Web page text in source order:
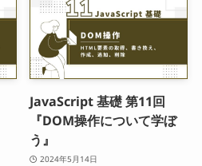
JavaScript 基礎 第11回
『DOM操作について学ぼ
う』
2024年5月14日